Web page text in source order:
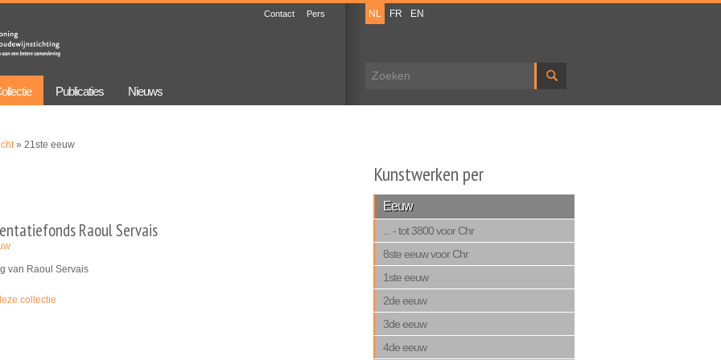
Contact Pers
Zoekveld
NL FR EN
Publicaties Nieuws
» 21ste eeuw
Raoul Servais
van Raoul Servais
collectie
Kunstwerken per
Eeuw
... - tot 3800 voor Chr
8ste eeuw voor Chr
1ste eeuw
2de eeuw
3de eeuw
4de eeuw